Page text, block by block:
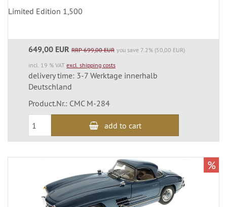
Limited Edition 1,500
649,00 EUR RRP 699,00 EUR you save 7.2% (50,00 EUR)
incl. 19 % VAT excl. shipping costs
delivery time: 3-7 Werktage innerhalb
Deutschland
Product.Nr.: CMC M-284
add to cart
%